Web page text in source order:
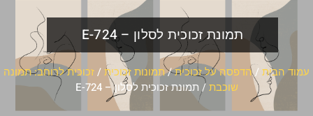
תמונת זכוכית לסלון – E-724
עמוד הבית /הדפסה על זכוכית/תמונות זכוכית/זכוכית לרוחב: תמונה
שוכבת/ תמונת זכוכית לסלון – E-724